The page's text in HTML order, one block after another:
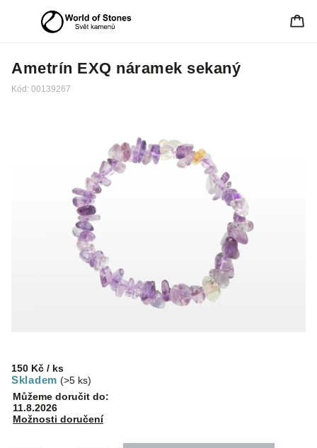
Ametrín EXQ náramek sekaný
Kód: 00139267
150 Kč / ks
Skladem (>5 ks)
Můžeme doručit do:
11.8.2026
Možnosti doručení